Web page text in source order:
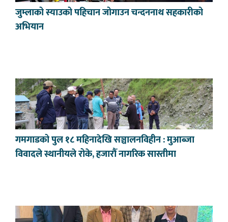
जुम्लाको स्याउको पहिचान जोगाउन चन्दननाथ सहकारीको
अभियान
गमगाडको पुल १८ महिनादेखि सञ्चालनविहीन : मुआब्जा
विवादले स्थानीयले रोके, हजारौँ नागरिक सास्तीमा